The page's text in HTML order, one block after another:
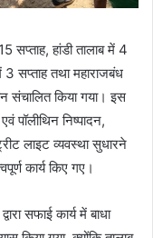
सप्ताह, हांडी तालाब में 4
3 सप्ताह तथा महाराजबंध
संचालित किया गया। इस
पॉलीथिन निष्पादन,
लाइट व्यवस्था सुधारने
कार्य किए गए।
सफाई कार्य में बाधा